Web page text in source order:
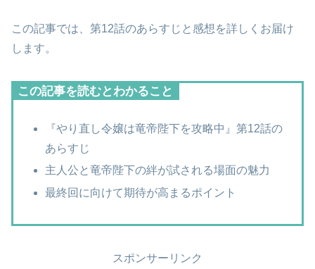
この記事では、第12話のあらすじと感想を詳しくお届け
します。
この記事を読むとわかること
『やり直し令嬢は竜帝陛下を攻略中』第12話の
あらすじ
主人公と竜帝陛下の絆が試される場面の魅力
最終回に向けて期待が高まるポイント
スポンサーリンク